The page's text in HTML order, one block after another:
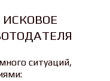
ситуаций,